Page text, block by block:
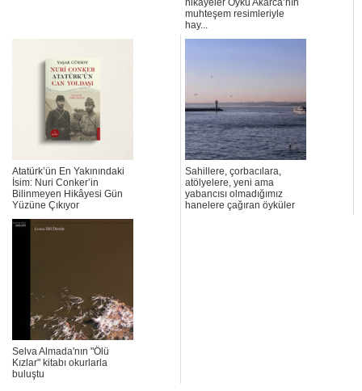
muhteşem resimleriyle
hay...
Atatürk’ün En Yakınındaki
İsim: Nuri Conker’in
Bilinmeyen Hikâyesi Gün
Yüzüne Çıkıyor
Sahillere, çorbacılara,
atölyelere, yeni ama
yabancısı olmadığımız
hanelere çağıran öyküler
Selva Almada'nın "Ölü
Kızlar" kitabı okurlarla
buluştu